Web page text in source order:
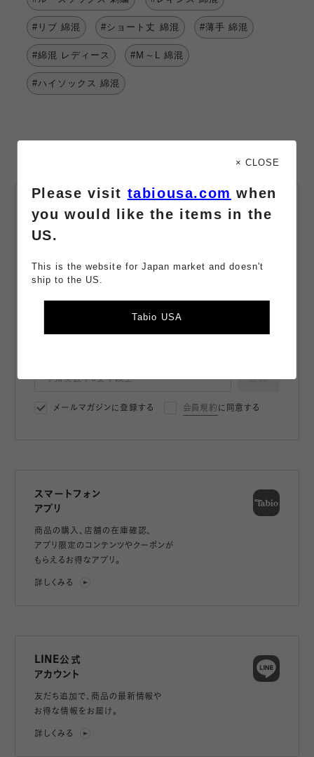
#リブ 綿混 #ショート丈 綿混 #薄手 綿混
#綿混 レディース #M～L 綿混
#ハイソックス 綿混
会員登録・
メールマガジン登録
購入でポイント獲得。会員は110円（税込）購入で+1ポイント獲
得。
メールアドレス
登録
メールマガジンに登録する 会員規約 に同意する
スマートフォン
アプリ
商品の購入、店舗の在庫確認、
アプリ限定のコンテンツやクーポンが
もらえるお得なアプリ。
詳しくみる
LINE公式
アカウント
友だち追加で、 商品の最新情報や
お得な情報をお届け。
詳しくみる
× CLOSE
Please visit tabiousa.com when
you would like the items in the
US.
This is the website for Japan market and doesn't
ship to the US.
Tabio USA